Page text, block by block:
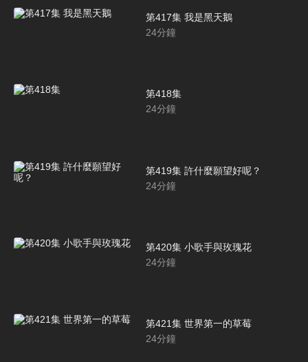
第417集 我是黑天鵝
24分鐘
第418集
24分鐘
第419集 許什麼願望好呢？
24分鐘
第420集 小歌手與玫瑰花
24分鐘
第421集 世界第一的草莓
24分鐘